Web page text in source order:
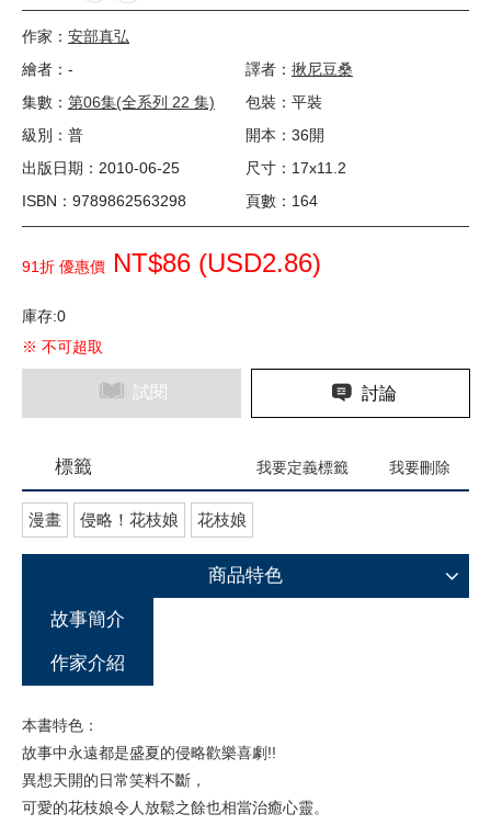
作家： 安部真弘
繪者：-
譯者： 揪尼豆桑
集數： 第06集(全系列 22 集)
包裝：平裝
級別：普
開本：36開
出版日期：2010-06-25
尺寸：17x11.2
ISBN：9789862563298
頁數：164
91折 優惠價 NT$86 (USD2.86)
庫存:0
※ 不可超取
試閱 討論
標籤 我要定義標籤 我要刪除
漫畫 侵略！花枝娘 花枝娘
商品特色
故事簡介
作家介紹
本書特色：
故事中永遠都是盛夏的侵略歡樂喜劇!!
異想天開的日常笑料不斷，
可愛的花枝娘令人放鬆之餘也相當治癒心靈。